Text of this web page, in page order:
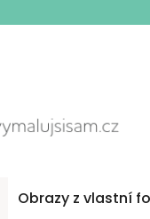
Obrazy z vlastní